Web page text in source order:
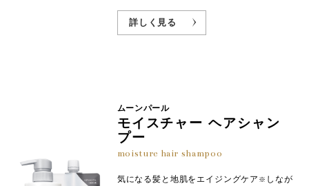
不要な皮脂にアプローチして、
頭皮をすこやかに保ちます。詳しく見る
ムーンパール
モイスチャー ヘアシャン
プー
moisture hair shampoo
気になる髪と地肌をエイジングケア ※ しなが